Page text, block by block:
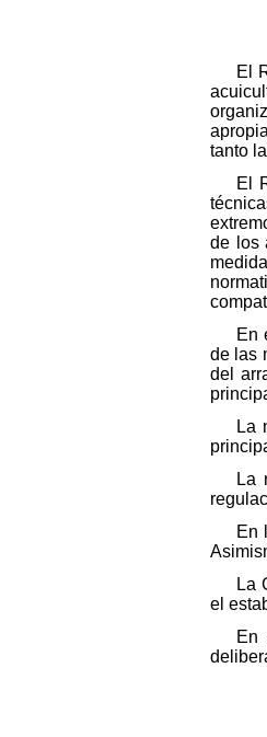
El
tanto
El
de los
En
de las
del
La
La
En
La
el
En